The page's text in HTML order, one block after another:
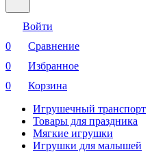
Войти
0
Сравнение
0
Избранное
0
Корзина
Игрушечный транспорт
Товары для праздника
Мягкие игрушки
Игрушки для малышей